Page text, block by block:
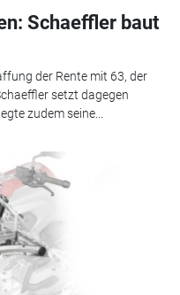
Schaeffler baut
der Rente mit 63, der
setzt dagegen
zudem seine...